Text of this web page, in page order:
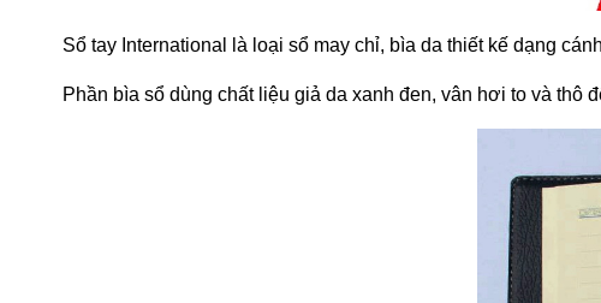
Sổ tay International là loại sổ may chỉ, bìa da thiết kế dạng
Phần bìa sổ dùng chất liệu giả da xanh đen, vân hơi to và thô